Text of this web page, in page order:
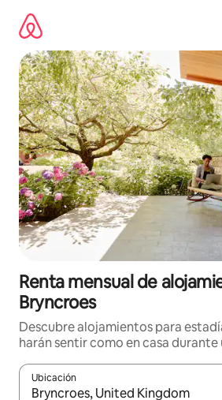
contenido
Renta mensual de
Bryncroes
Descubre alojamientos para
harán sentir como en casa durante
Ubicación
Cuando los resultados estén